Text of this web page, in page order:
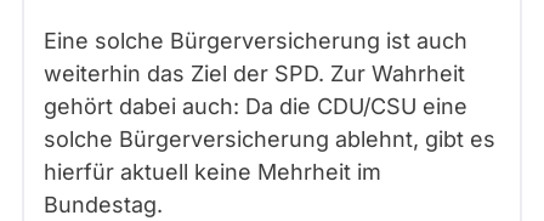
Eine solche Bürgerversicherung ist auch
weiterhin das Ziel der SPD. Zur Wahrheit
gehört dabei auch: Da die CDU/CSU eine
solche Bürgerversicherung ablehnt, gibt es
hierfür aktuell keine Mehrheit im
Bundestag.